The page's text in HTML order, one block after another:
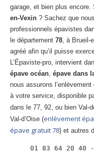
CONTACT
garage, et bien plus
en-Vexin ? Sachez que
professionnels épavistes
le département 78, à Brueil-
agréé afin qu’il puisse
L’Épaviste-pro, intervient
épave océan, épave dans
nous assurons l’enlèvement
à votre service, disponible
dans le 77, 92, ou bien Val-
Val-d’Oise (enlèvement
épave gratuit 78) et autres
01 83 64 20 40